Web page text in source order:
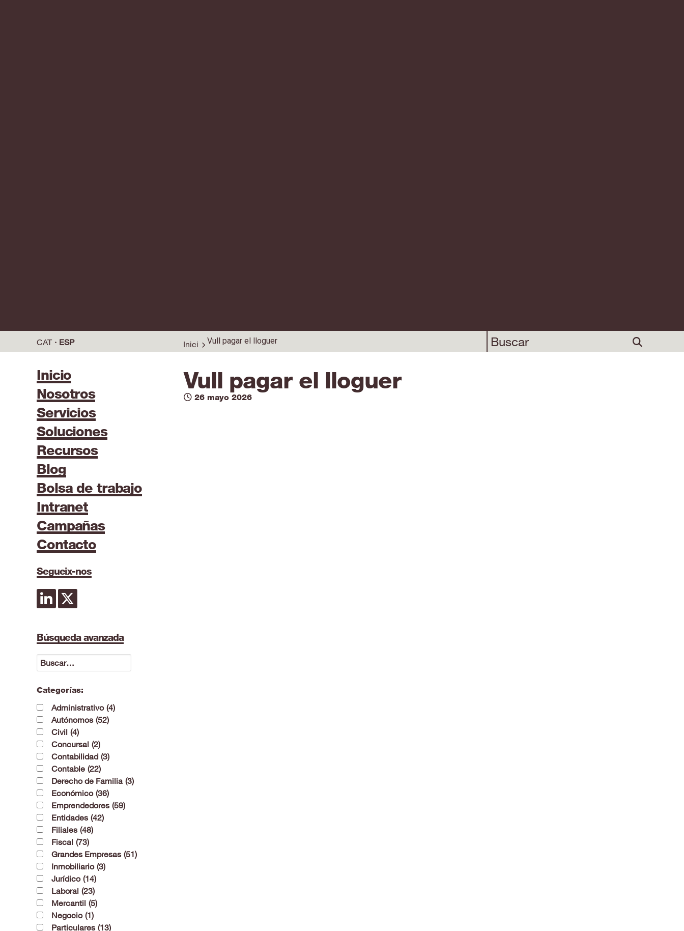
CAT ESP Inici Vull pagar el lloguer
Inicio
Nosotros
Servicios
Soluciones
Recursos
Blog
Bolsa de trabajo
Intranet
Campañas
Contacto
Segueix-nos
Búsqueda avanzada
Categorías:
Administrativo (4)
Autónomos (52)
Civil (4)
Concursal (2)
Contabilidad (3)
Contable (22)
Derecho de Familia (3)
Económico (36)
Emprendedores (59)
Entidades (42)
Filiales (48)
Fiscal (73)
Grandes Empresas (51)
Inmobiliario (3)
Jurídico (14)
Laboral (23)
Mercantil (5)
Negocio (1)
Particulares (13)
Vull pagar el lloguer
26 mayo 2026